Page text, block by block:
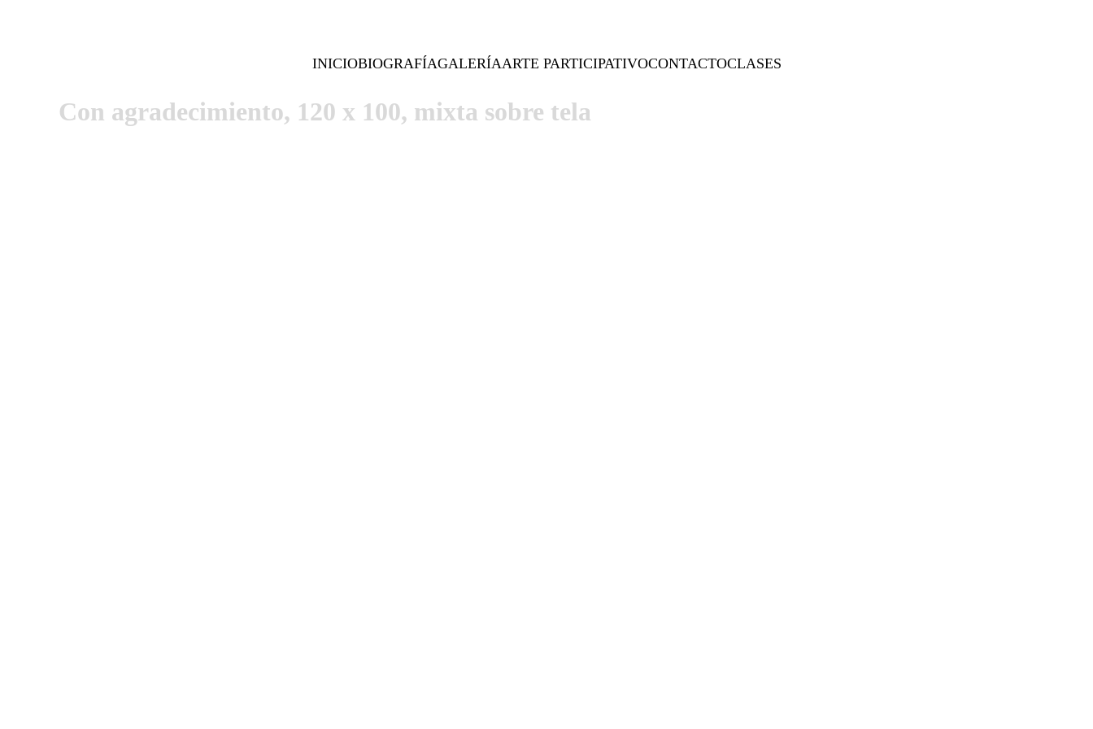
INICIOBIOGRAFÍAGALERÍAARTE PARTICIPATIVOCONTACTOCLASES
Con agradecimiento, 120 x 100, mixta sobre tela